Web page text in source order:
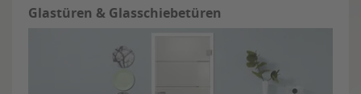
Glastüren & Glasschiebetüren